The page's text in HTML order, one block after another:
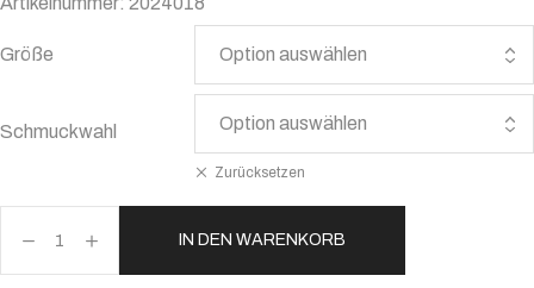
Größe
Schmuckwahl
Zurücksetzen
Süsswasserperlen
IN DEN WARENKORB